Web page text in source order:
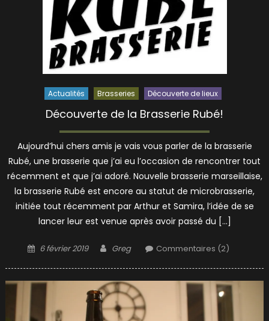
Actualités Brasseries Découverte de lieux
Découverte de la Brasserie Rubé!
Aujourd’hui chers amis je vais vous parler de la brasserie
Rubé, une brasserie que j’ai eu l’occasion de rencontrer tout
récemment et que j’ai adoré. Nouvelle brasserie marseillaise,
la brasserie Rubé est encore au statut de microbrasserie,
initiée tout récemment par Arthur et Samira, l’idée de se
lancer leur est venue après avoir passé du […]
Posted
6 février 2019 Author
Greg Commentaires (2)